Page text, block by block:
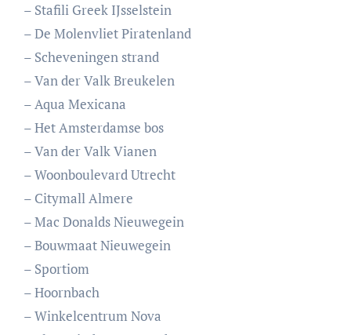
– Stafili Greek IJsselstein
– De Molenvliet Piratenland
– Scheveningen strand
– Van der Valk Breukelen
– Aqua Mexicana
– Het Amsterdamse bos
– Van der Valk Vianen
– Woonboulevard Utrecht
– Citymall Almere
– Mac Donalds Nieuwegein
– Bouwmaat Nieuwegein
– Sportiom
– Hoornbach
– Winkelcentrum Nova